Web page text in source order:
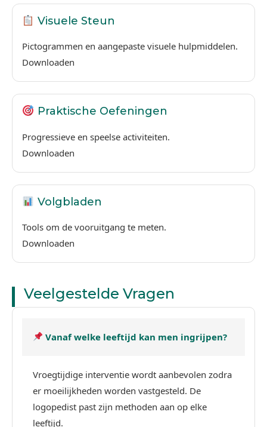
Visuele Steun
Pictogrammen en aangepaste visuele hulpmiddelen.
Downloaden
Praktische Oefeningen
Progressieve en speelse activiteiten.
Downloaden
Volgbladen
Tools om de vooruitgang te meten.
Downloaden
Veelgestelde Vragen
Vanaf welke leeftijd kan men ingrijpen?
Vroegtijdige interventie wordt aanbevolen zodra
er moeilijkheden worden vastgesteld. De
logopedist past zijn methoden aan op elke
leeftijd.